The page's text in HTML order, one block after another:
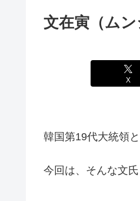
文在寅（ム
X
韓国第19代大統領
今回は、そんな文